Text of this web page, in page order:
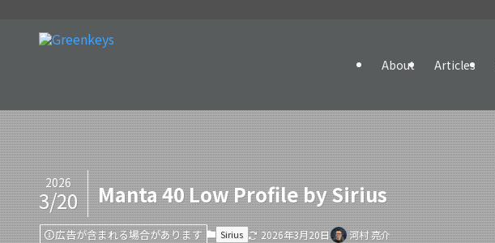
About Articles
Manta 40 Low Profile by Sirius
2026
3/20
広告が含まれる場合があります Sirius 2026年3月20日 河村 亮介